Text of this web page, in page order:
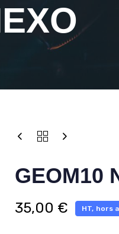
GEOM10
35,00 € HT, hors